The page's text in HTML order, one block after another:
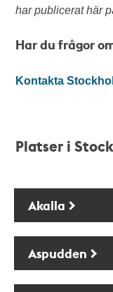
har publicerat här
Har du frågor
Kontakta
Platser i
Akalla
Aspudden